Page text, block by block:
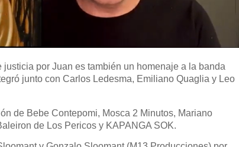
por Juan es también un homenaje a la banda
junto con Carlos Ledesma, Emiliano Quaglia y Leo
de Bebe Contepomi, Mosca 2 Minutos, Mariano
de Los Pericos y KAPANGA SOK.